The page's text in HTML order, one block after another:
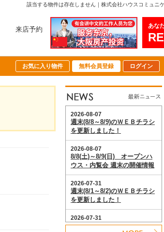
該当する物件は存在しません｜株式会社ハウスコミュニ
来店予約 あな
お気に入り物件 無料会員登録 ログイン